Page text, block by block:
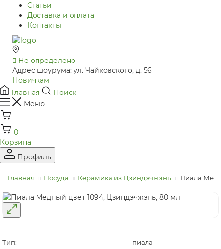
Статьи
Доставка и оплата
Контакты
Не определено
Адрес шоурума: ул. Чайковского, д. 56
Новичкам
Главная
Поиск
Меню
0
Корзина
Профиль
Главная Посуда Керамика из Цзиндэчжэнь Пиала
Тип:
пиала